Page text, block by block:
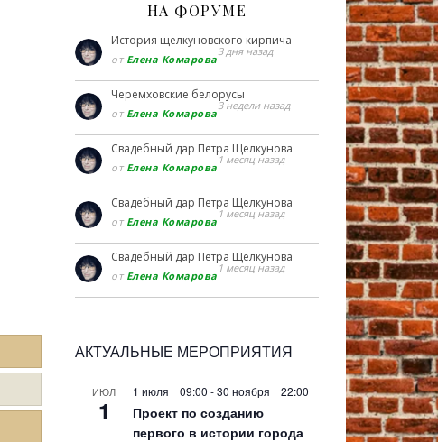
НА ФОРУМЕ
История щелкуновского кирпича
от Елена Комарова
3 дня назад
Черемховские белорусы
от Елена Комарова
3 недели назад
Свадебный дар Петра Щелкунова
от Елена Комарова
1 месяц назад
Свадебный дар Петра Щелкунова
от Елена Комарова
1 месяц назад
Свадебный дар Петра Щелкунова
от Елена Комарова
1 месяц назад
АКТУАЛЬНЫЕ МЕРОПРИЯТИЯ
ИЮЛ
1
1 июля 09:00 -30 ноября 22:00
Проект по созданию
первого в истории города